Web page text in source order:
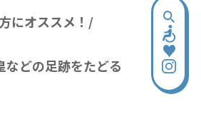
にオススメ！/
どの足跡をたどる